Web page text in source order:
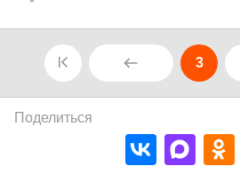
3
Поделиться